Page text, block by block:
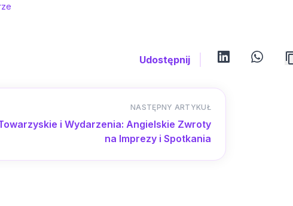
Udostępnij linkedin whatsapp
NASTĘPNY ARTYKUŁ
i Wydarzenia: Angielskie Zwroty
na Imprezy i Spotkania